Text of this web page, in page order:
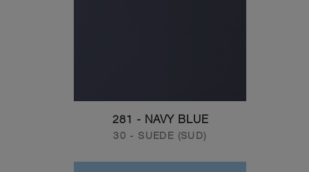
281 - NAVY BLUE
30 - SUEDE (SUD)